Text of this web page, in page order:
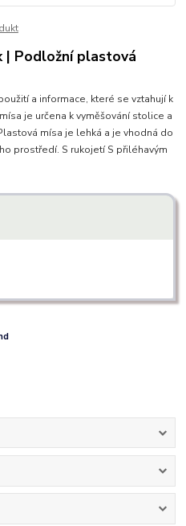
| Podložní plastová
a informace, které se vztahují k
je určena k vyměšování stolice a
mísa je lehká a je vhodná do
prostředí. S rukojetí S přiléhavým